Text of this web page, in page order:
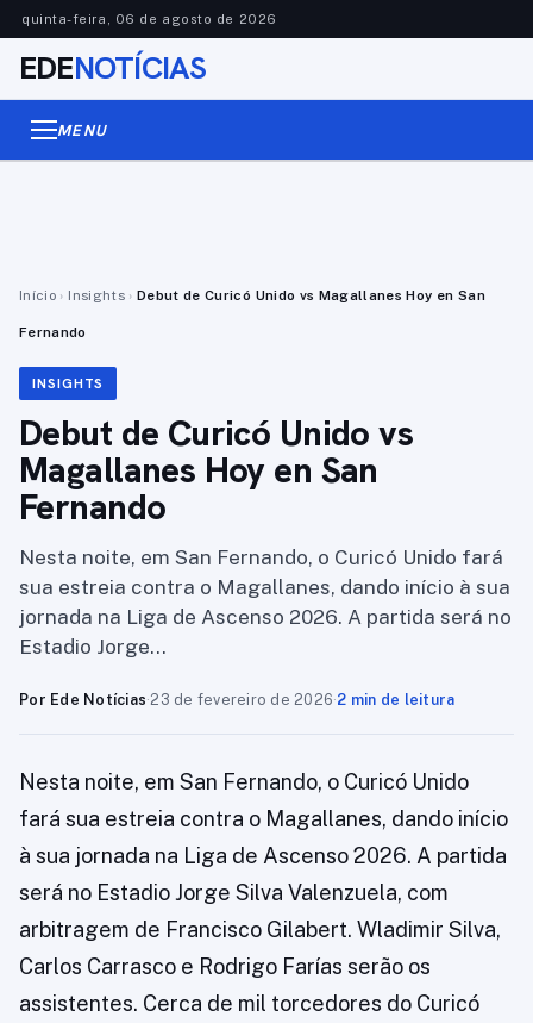
quinta-feira, 06 de agosto de 2026
EDENOTÍCIAS
MENU
Início › Insights › Debut de Curicó Unido vs Magallanes Hoy en San
Fernando
INSIGHTS
Debut de Curicó Unido vs
Magallanes Hoy en San
Fernando
Nesta noite, em San Fernando, o Curicó Unido fará
sua estreia contra o Magallanes, dando início à sua
jornada na Liga de Ascenso 2026. A partida será no
Estadio Jorge…
Por Ede Notícias·23 de fevereiro de 2026·2 min de leitura
Nesta noite, em San Fernando, o Curicó Unido
fará sua estreia contra o Magallanes, dando início
à sua jornada na Liga de Ascenso 2026. A partida
será no Estadio Jorge Silva Valenzuela, com
arbitragem de Francisco Gilabert. Wladimir Silva,
Carlos Carrasco e Rodrigo Farías serão os
assistentes. Cerca de mil torcedores do Curicó